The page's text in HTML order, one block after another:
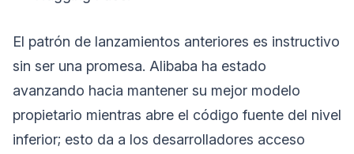
El patrón de lanzamientos anteriores es instructivo
sin ser una promesa. Alibaba ha estado
avanzando hacia mantener su mejor modelo
propietario mientras abre el código fuente del nivel
inferior; esto da a los desarrolladores acceso